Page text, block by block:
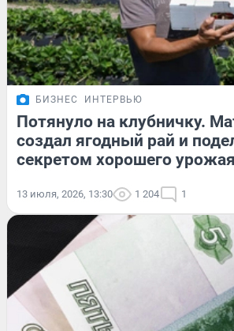
БИЗНЕС ИНТЕРВЬЮ
Потянуло на клубничку.
создал ягодный рай и
секретом хорошего урожая
13 июля, 2026, 13:30 1 204 1